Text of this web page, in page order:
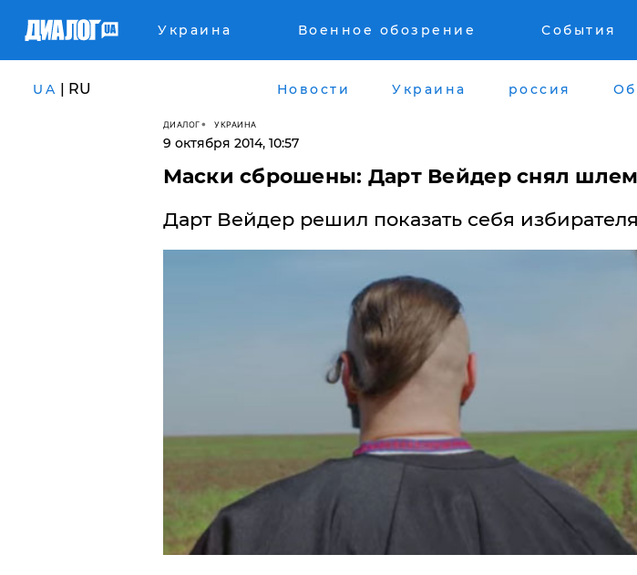
Украина Военное обозрение События
UA | RU Новости Украина россия
ДИАЛОГ УКРАИНА
9 октября 2014, 10:57
​Маски сброшены: Дарт Вейдер снял шлем
Дарт Вейдер решил показать себя